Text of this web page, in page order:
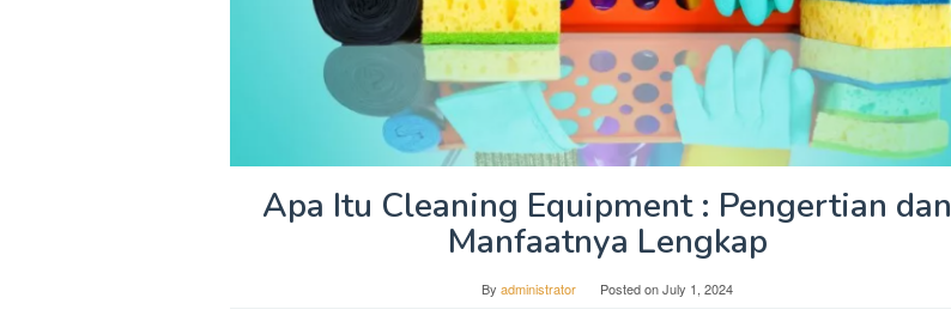
Apa Itu Cleaning Equipment : Pengertian dan
Manfaatnya Lengkap
By administrator Posted onJuly 1, 2024